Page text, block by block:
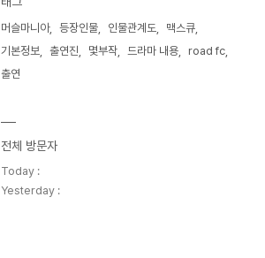
머슬마니아 등장인물 인물관계도
맥스큐
기본정보
출연진 몇부작 드라마 내용
road fc
출연
전체 방문자
Today :
Yesterday :